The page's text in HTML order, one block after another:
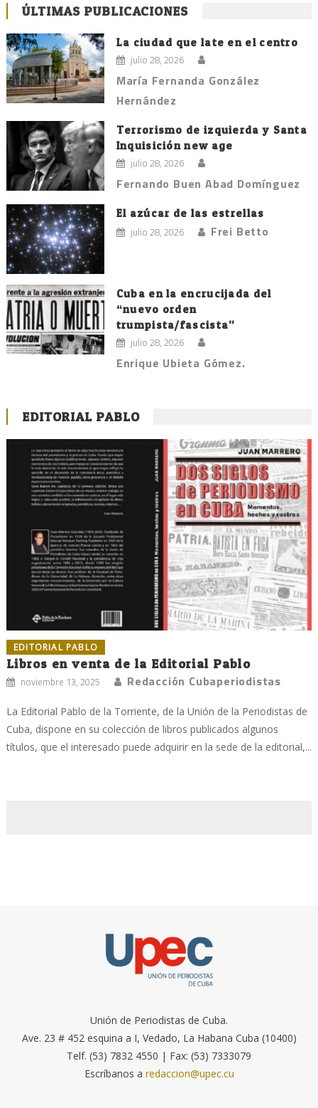
ÚLTIMAS PUBLICACIONES
La ciudad que late en el centro
julio 28, 2026
María Fernanda González
Hernández
Terrorismo de izquierda y Santa
Inquisición new age
julio 28, 2026
Fernando Buen Abad Domínguez
El azúcar de las estrellas
julio 28, 2026 Frei Betto
Cuba en la encrucijada del
“nuevo orden
trumpista/fascista”
julio 28, 2026
Enrique Ubieta Gómez.
EDITORIAL PABLO
EDITORIAL PABLO
Libros en venta de la Editorial Pablo
noviembre 13, 2025 Redacción Cubaperiodistas
La Editorial Pablo de la Torriente, de la Unión de la Periodistas de
Cuba, dispone en su colección de libros publicados algunos
títulos, que el interesado puede adquirir en la sede de la editorial,...
Unión de Periodistas de Cuba.
Ave. 23 # 452 esquina a I, Vedado, La Habana Cuba (10400)
Telf. (53) 7832 4550 | Fax: (53) 7333079
Escríbanos a redaccion@upec.cu